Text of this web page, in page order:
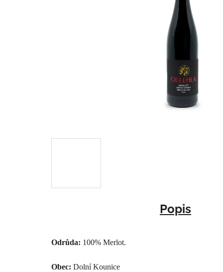
Popis
Odrůda: 100% Merlot.
Obec: Dolní Kounice